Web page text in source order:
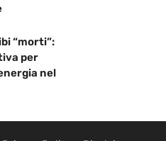
“morti”:
per
nel